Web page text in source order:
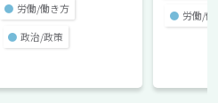
● 労働/働き方
● 政治/政策
● 労働/働